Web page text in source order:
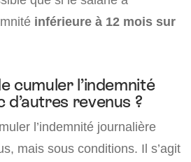
inférieure à 12 mois sur
cumuler l’indemnité
d’autres revenus ?
l’indemnité journalière
mais sous conditions. Il s’agit